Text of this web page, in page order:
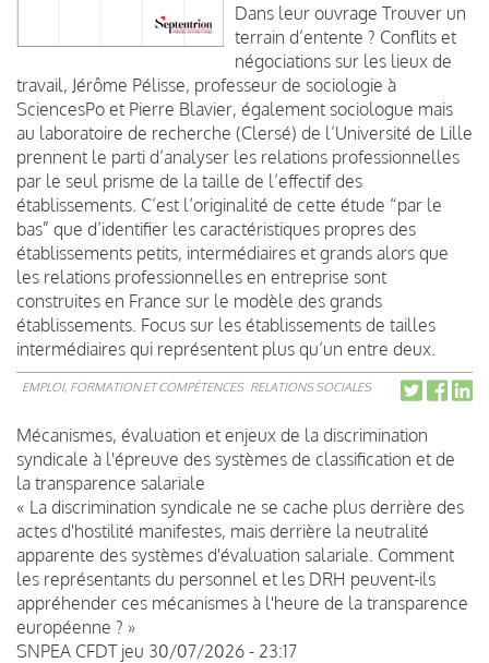
Dans leur ouvrage Trouver un
terrain d’entente ? Conflits et
négociations sur les lieux de
travail, Jérôme Pélisse, professeur de sociologie à
SciencesPo et Pierre Blavier, également sociologue mais
au laboratoire de recherche (Clersé) de l’Université de Lille
prennent le parti d’analyser les relations professionnelles
par le seul prisme de la taille de l’effectif des
établissements. C’est l’originalité de cette étude “par le
bas” que d’identifier les caractéristiques propres des
établissements petits, intermédiaires et grands alors que
les relations professionnelles en entreprise sont
construites en France sur le modèle des grands
établissements. Focus sur les établissements de tailles
intermédiaires qui représentent plus qu’un entre deux.
EMPLOI, FORMATION ET COMPÉTENCES RELATIONS SOCIALES
Mécanismes, évaluation et enjeux de la discrimination
syndicale à l'épreuve des systèmes de classification et de
la transparence salariale
« La discrimination syndicale ne se cache plus derrière des
actes d'hostilité manifestes, mais derrière la neutralité
apparente des systèmes d'évaluation salariale. Comment
les représentants du personnel et les DRH peuvent-ils
appréhender ces mécanismes à l'heure de la transparence
européenne ? »
SNPEA CFDT jeu 30/07/2026 - 23:17